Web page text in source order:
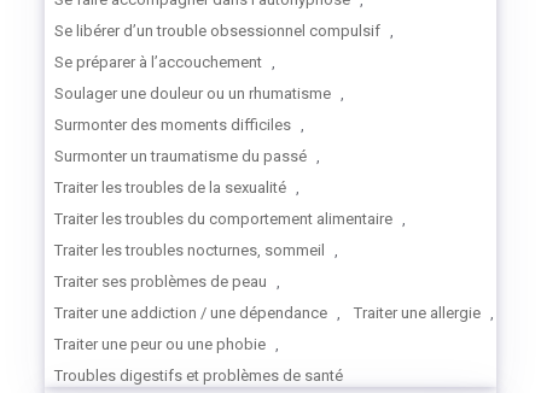
Se libérer d’un trouble obsessionnel compulsif ,
Se préparer à l’accouchement ,
Soulager une douleur ou un rhumatisme ,
Surmonter des moments difficiles ,
Surmonter un traumatisme du passé ,
Traiter les troubles de la sexualité ,
Traiter les troubles du comportement alimentaire ,
Traiter les troubles nocturnes, sommeil
,
Traiter ses problèmes de peau ,
Traiter une addiction / une dépendance , Traiter une allergie ,
Traiter une peur ou une phobie ,
Troubles digestifs et problèmes de santé